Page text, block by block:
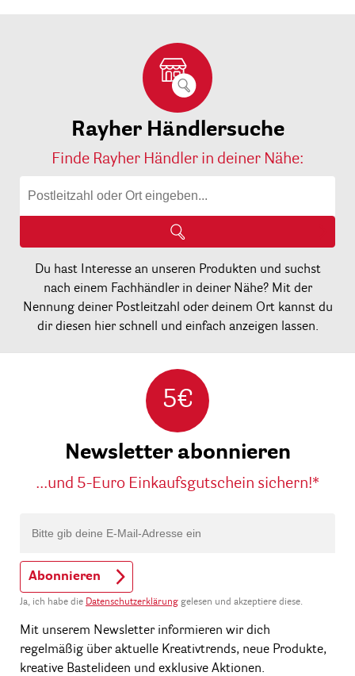
Rayher Händlersuche
Finde Rayher Händler in deiner Nähe:
Du hast Interesse an unseren Produkten und suchst
nach einem Fachhändler in deiner Nähe? Mit der
Nennung deiner Postleitzahl oder deinem Ort kannst du
dir diesen hier schnell und einfach anzeigen lassen.
5€
Newsletter abonnieren
...und 5-Euro Einkaufsgutschein sichern!*
Abonnieren
Ja, ich habe die Datenschutzerklärung gelesen und akzeptiere diese.
Mit unserem Newsletter informieren wir dich
regelmäßig über aktuelle Kreativtrends, neue Produkte,
kreative Bastelideen und exklusive Aktionen.